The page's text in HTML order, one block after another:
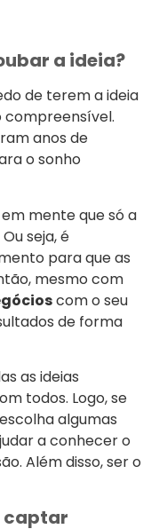
a ideia?
de terem a ideia
compreensível.
anos de
o sonho
mente que só a
seja, é
para que as
mesmo com
com o seu
de forma
as ideias
todos. Logo, se
algumas
a conhecer o
Além disso, ser o
captar